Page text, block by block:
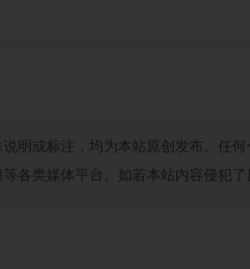
明或标注，均为本站原创发布。任
各类媒体平台。如若本站内容侵犯